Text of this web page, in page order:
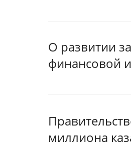
О развитии
финансовой
миллиона